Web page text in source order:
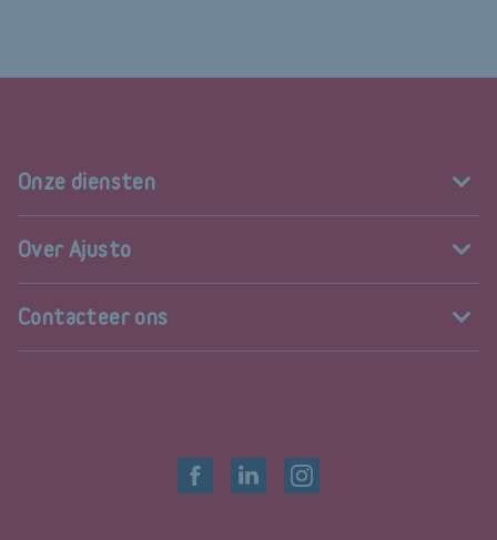
Onze diensten
Over Ajusto
Contacteer ons